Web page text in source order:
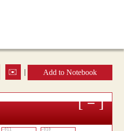
✉️ | Add to Notebook